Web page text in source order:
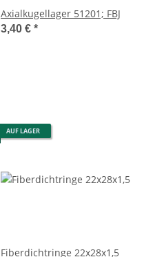
Axialkugellager 51201; FBJ
3,40 € *
AUF LAGER
Fiberdichtringe 22x28x1,5